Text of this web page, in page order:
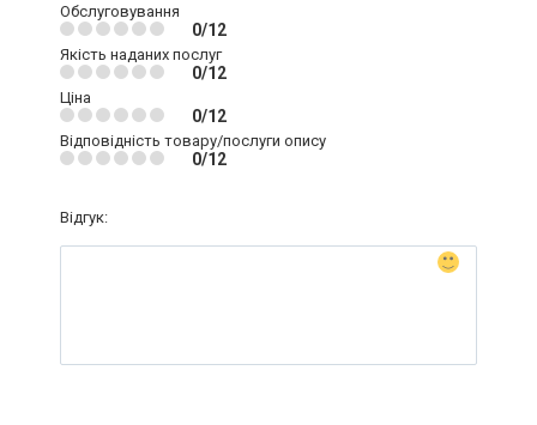
Обслуговування
0/12
Якість наданих послуг
0/12
Ціна
0/12
Відповідність товару/послуги опису
0/12
Відгук: